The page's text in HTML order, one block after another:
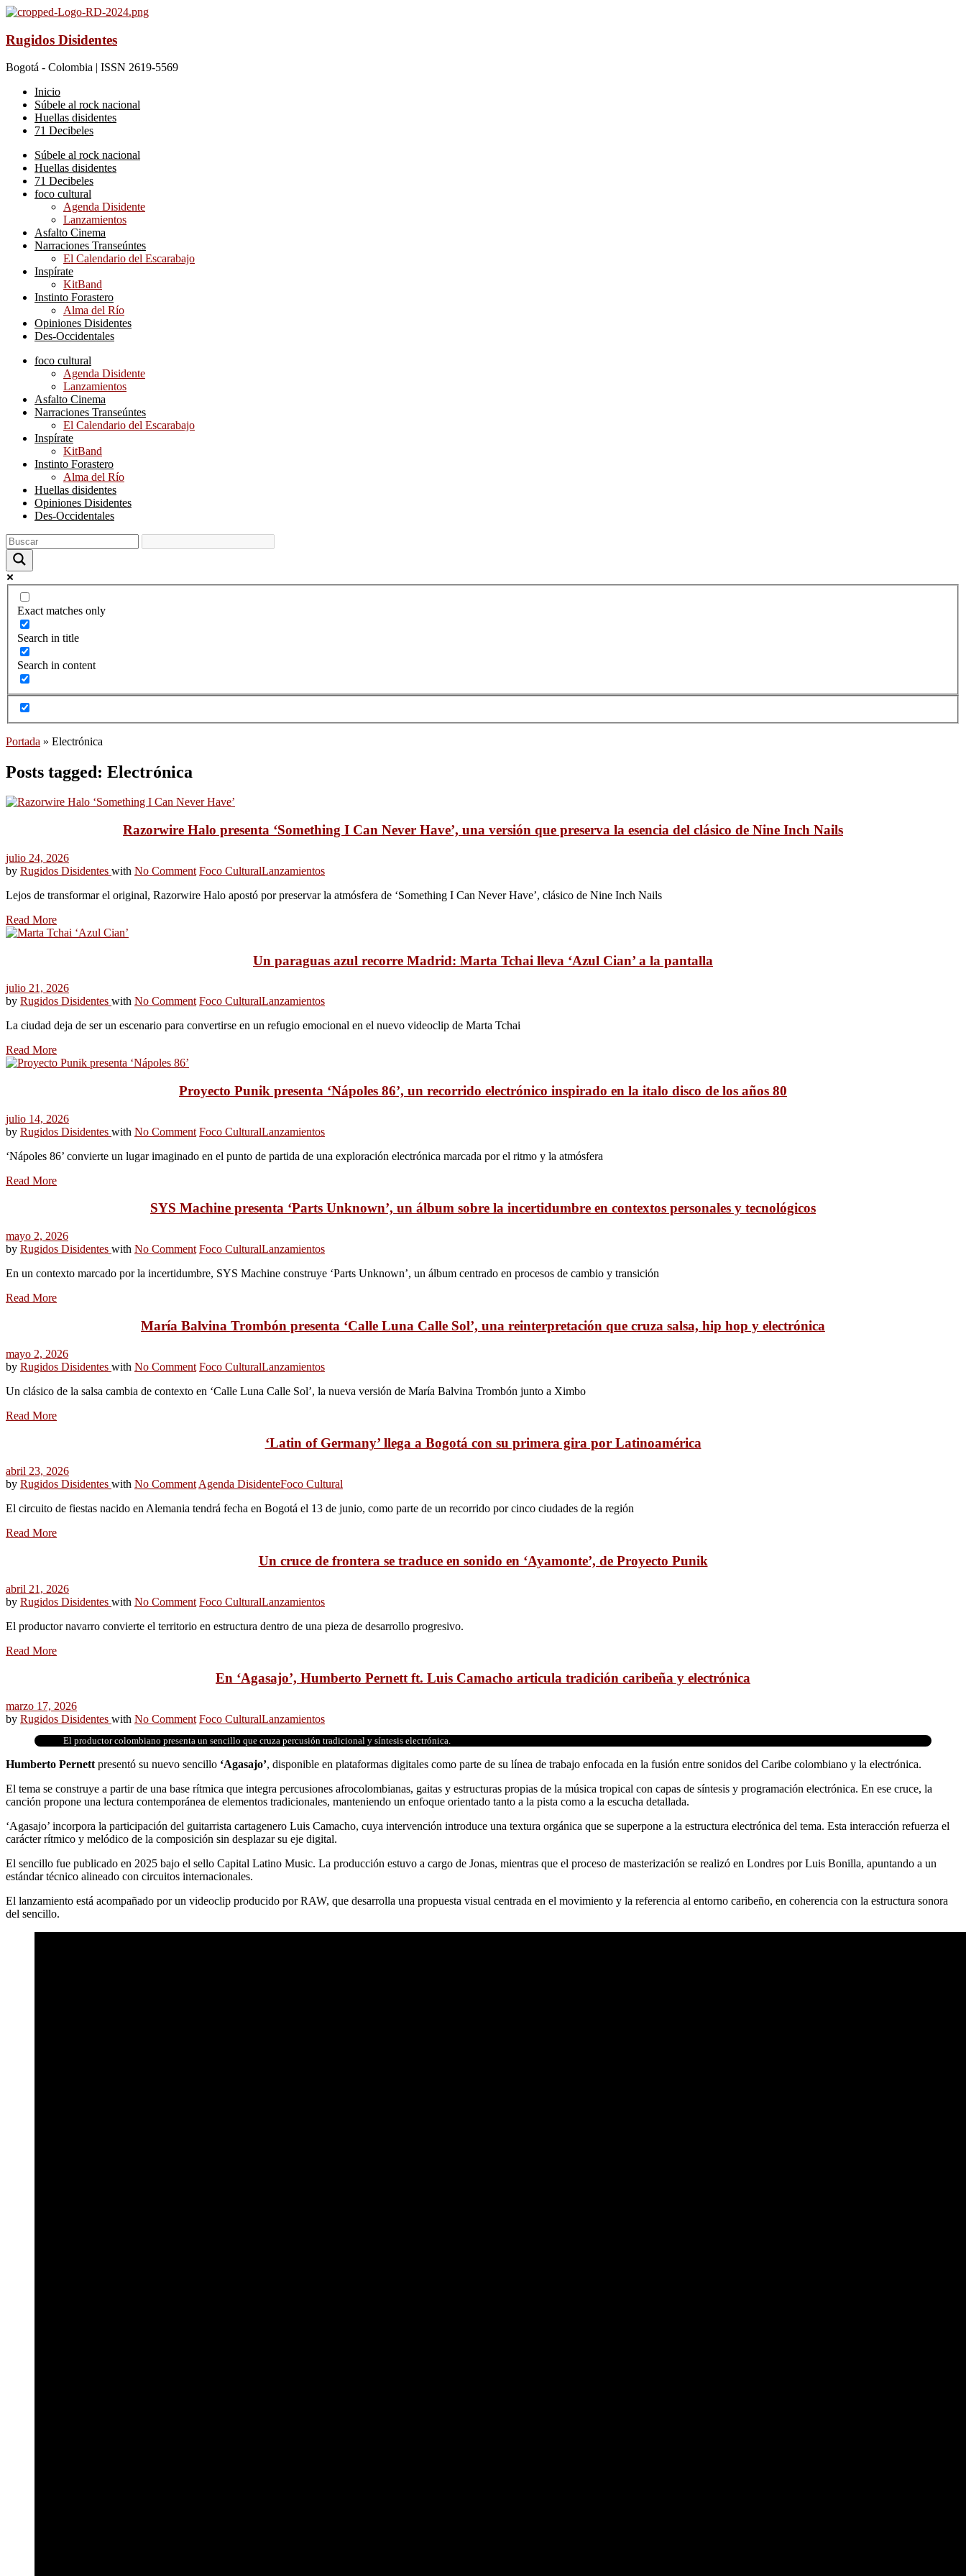
Rugidos Disidentes
Bogotá - Colombia | ISSN 2619-5569
Inicio
Súbele al rock nacional
Huellas disidentes
71 Decibeles
Súbele al rock nacional
Huellas disidentes
71 Decibeles
foco cultural
Agenda Disidente
Lanzamientos
Asfalto Cinema
Narraciones Transeúntes
El Calendario del Escarabajo
Inspírate
KitBand
Instinto Forastero
Alma del Río
Opiniones Disidentes
Des-Occidentales
foco cultural
Agenda Disidente
Lanzamientos
Asfalto Cinema
Narraciones Transeúntes
El Calendario del Escarabajo
Inspírate
KitBand
Instinto Forastero
Alma del Río
Huellas disidentes
Opiniones Disidentes
Des-Occidentales
Exact matches only
Search in title
Search in content
Portada » Electrónica
Posts tagged: Electrónica
Razorwire Halo presenta ‘Something I Can Never Have’, una versión que preserva la esencia del clásico de Nine Inch Nails
julio 24, 2026
by Rugidos Disidentes with No Comment Foco CulturalLanzamientos
Lejos de transformar el original, Razorwire Halo apostó por preservar la atmósfera de ‘Something I Can Never Have’, clásico de Nine Inch Nails
Read More
Un paraguas azul recorre Madrid: Marta Tchai lleva ‘Azul Cian’ a la pantalla
julio 21, 2026
by Rugidos Disidentes with No Comment Foco CulturalLanzamientos
La ciudad deja de ser un escenario para convertirse en un refugio emocional en el nuevo videoclip de Marta Tchai
Read More
Proyecto Punik presenta ‘Nápoles 86’, un recorrido electrónico inspirado en la italo disco de los años 80
julio 14, 2026
by Rugidos Disidentes with No Comment Foco CulturalLanzamientos
‘Nápoles 86’ convierte un lugar imaginado en el punto de partida de una exploración electrónica marcada por el ritmo y la atmósfera
Read More
SYS Machine presenta ‘Parts Unknown’, un álbum sobre la incertidumbre en contextos personales y tecnológicos
mayo 2, 2026
by Rugidos Disidentes with No Comment Foco CulturalLanzamientos
En un contexto marcado por la incertidumbre, SYS Machine construye ‘Parts Unknown’, un álbum centrado en procesos de cambio y transición
Read More
María Balvina Trombón presenta ‘Calle Luna Calle Sol’, una reinterpretación que cruza salsa, hip hop y electrónica
mayo 2, 2026
by Rugidos Disidentes with No Comment Foco CulturalLanzamientos
Un clásico de la salsa cambia de contexto en ‘Calle Luna Calle Sol’, la nueva versión de María Balvina Trombón junto a Ximbo
Read More
‘Latin of Germany’ llega a Bogotá con su primera gira por Latinoamérica
abril 23, 2026
by Rugidos Disidentes with No Comment Agenda DisidenteFoco Cultural
El circuito de fiestas nacido en Alemania tendrá fecha en Bogotá el 13 de junio, como parte de un recorrido por cinco ciudades de la región
Read More
Un cruce de frontera se traduce en sonido en ‘Ayamonte’, de Proyecto Punik
abril 21, 2026
by Rugidos Disidentes with No Comment Foco CulturalLanzamientos
El productor navarro convierte el territorio en estructura dentro de una pieza de desarrollo progresivo.
Read More
En ‘Agasajo’, Humberto Pernett ft. Luis Camacho articula tradición caribeña y electrónica
marzo 17, 2026
by Rugidos Disidentes with No Comment Foco CulturalLanzamientos
El productor colombiano presenta un sencillo que cruza percusión tradicional y síntesis electrónica.
Humberto Pernett presentó su nuevo sencillo ‘Agasajo’, disponible en plataformas digitales como parte de su línea de trabajo enfocada en la fusión entre sonidos del Caribe colombiano y la electrónica.
El tema se construye a partir de una base rítmica que integra percusiones afrocolombianas, gaitas y estructuras propias de la música tropical con capas de síntesis y programación electrónica. En ese cruce, la
canción propone una lectura contemporánea de elementos tradicionales, manteniendo un enfoque orientado tanto a la pista como a la escucha detallada.
‘Agasajo’ incorpora la participación del guitarrista cartagenero Luis Camacho, cuya intervención introduce una textura orgánica que se superpone a la estructura electrónica del tema. Esta interacción refuerza el
carácter rítmico y melódico de la composición sin desplazar su eje digital.
El sencillo fue publicado en 2025 bajo el sello Capital Latino Music. La producción estuvo a cargo de Jonas, mientras que el proceso de masterización se realizó en Londres por Luis Bonilla, apuntando a un
estándar técnico alineado con circuitos internacionales.
El lanzamiento está acompañado por un videoclip producido por RAW, que desarrolla una propuesta visual centrada en el movimiento y la referencia al entorno caribeño, en coherencia con la estructura sonora
del sencillo.